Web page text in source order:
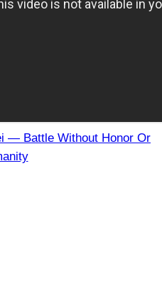
— Battle Without Honor Or